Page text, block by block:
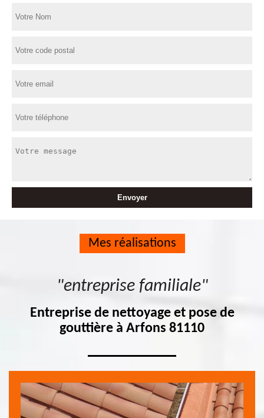
Mes réalisations
"entreprise familiale"
Entreprise de nettoyage et pose de
gouttière à Arfons 81110